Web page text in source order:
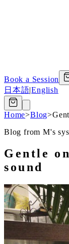
Book a Session
日本語|English
Home>Blog>
Blog from M's
Gentle
sound